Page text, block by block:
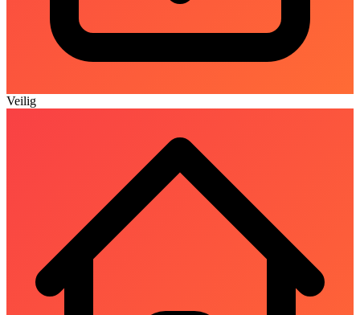
Veilig